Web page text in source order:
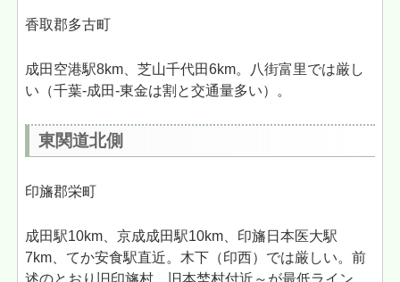
香取郡多古町
成田空港駅8km、芝山千代田6km。八街富里では厳し
い（千葉-成田-東金は割と交通量多い）。
東関道北側
印旛郡栄町
成田駅10km、京成成田駅10km、印旛日本医大駅
7km、てか安食駅直近。木下（印西）では厳しい。前
述のとおり旧印旛村、旧本埜村付近～が最低ライン。